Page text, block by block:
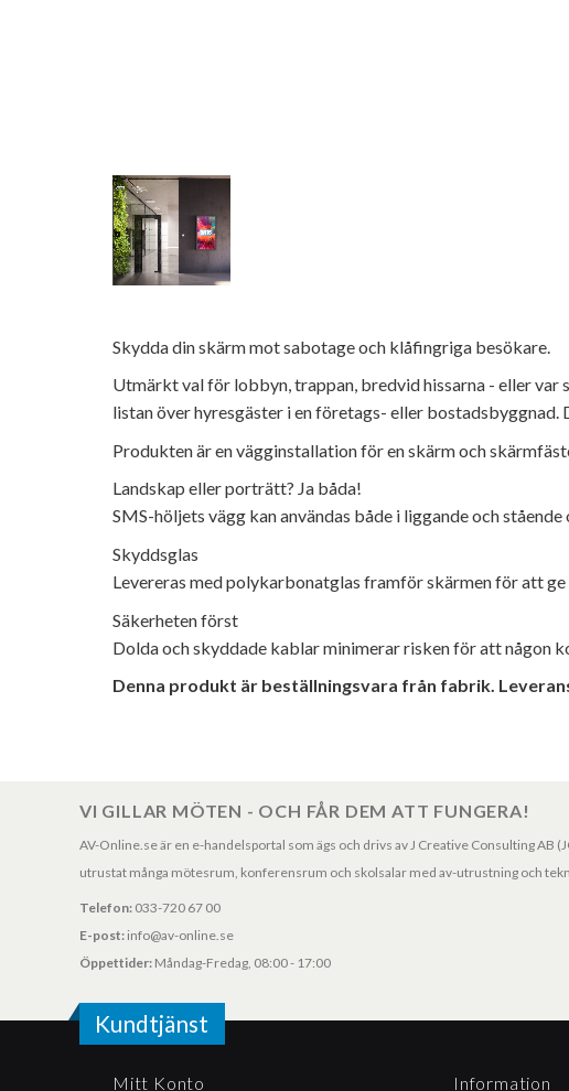
Skydda din skärm mot sabotage och klåfingriga besökare.
Utmärkt val för lobbyn, trappan, bredvid hissarna - eller var
listan över hyresgäster i en företags- eller bostadsbyggnad.
Produkten är en vägginstallation för en skärm och
Landskap eller porträtt? Ja båda!
SMS-höljets vägg kan användas både i liggande och
Skyddsglas
Levereras med polykarbonatglas framför skärmen för att
Säkerheten först
Dolda och skyddade kablar minimerar risken för att någon
Denna produkt är beställningsvara från fabrik.
VI GILLAR MÖTEN - OCH FÅR DEM ATT FUNGERA!
AV-Online.se är en e-handelsportal som ägs och drivs av J Creative Consulting
utrustat många mötesrum, konferensrum och skolsalar med av-utrustning och
Telefon: 033-720 67 00
E-post: info@av-online.se
Öppettider: Måndag-Fredag, 08:00 - 17:00
Kundtjänst
Mitt Konto Information